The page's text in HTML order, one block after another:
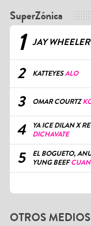
SuperZónica
1 JAY WHEELER
2 KATTEYESALO
3 OMAR COURTZ
4
YA ICE DILAN X
DICHAVATE
5
EL BOGUETO,
YUNG BEEF
OTROS MEDIOS